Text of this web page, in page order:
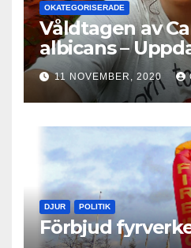
OKATEGORISERADE
Våldtagen av
albicans –
11 NOVEMBER, 2020
DJUR POLITIK
Förbjud